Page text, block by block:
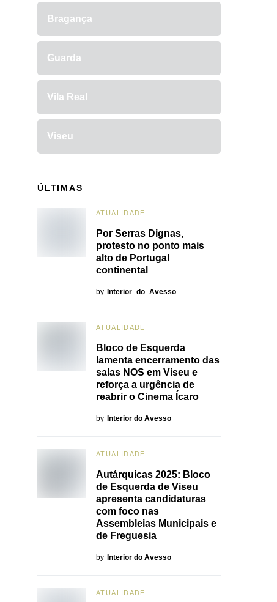
Bragança
Guarda
Vila Real
Viseu
ÚLTIMAS
ATUALIDADE
Por Serras Dignas,
protesto no ponto mais
alto de Portugal
continental
by Interior_do_Avesso
ATUALIDADE
Bloco de Esquerda
lamenta encerramento das
salas NOS em Viseu e
reforça a urgência de
reabrir o Cinema Ícaro
by Interior do Avesso
ATUALIDADE
Autárquicas 2025: Bloco
de Esquerda de Viseu
apresenta candidaturas
com foco nas
Assembleias Municipais e
de Freguesia
by Interior do Avesso
ATUALIDADE